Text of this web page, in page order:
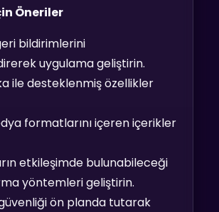
Öneriler
bildirimlerini
uygulama geliştirin.
ile desteklenmiş özellikler
formatlarını içeren içerikler
etkileşimde bulunabileceği
yöntemleri geliştirin.
ön planda tutarak